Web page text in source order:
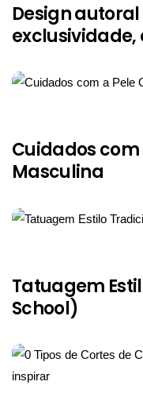
Design
Cuidados com
Masculina
Tatuagem
School)